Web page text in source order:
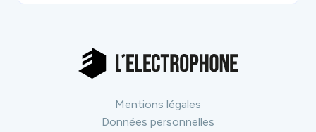
Mentions légales
Données personnelles